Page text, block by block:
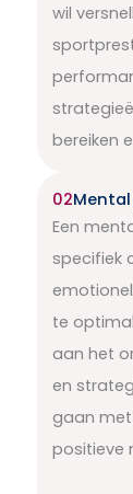
wil
bereiken
02
Een
specifiek
te
aan het
en
gaan met
positieve